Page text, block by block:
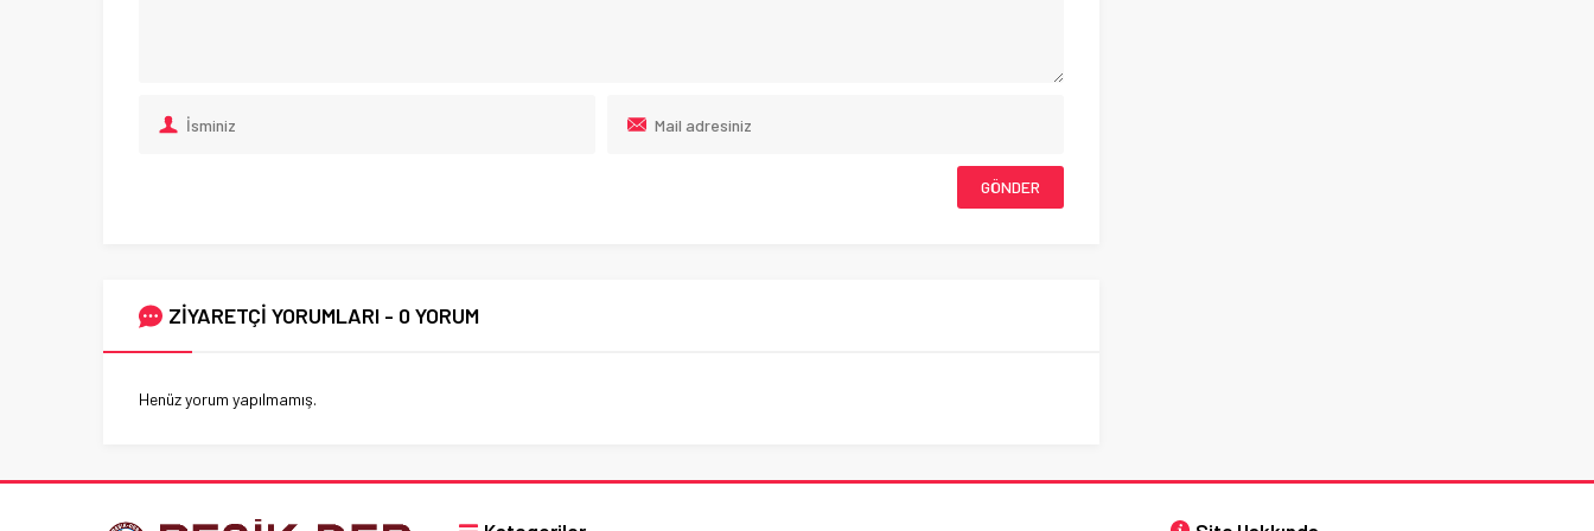
ZİYARETÇİ YORUMLARI - 0 YORUM
Henüz yorum yapılmamış.